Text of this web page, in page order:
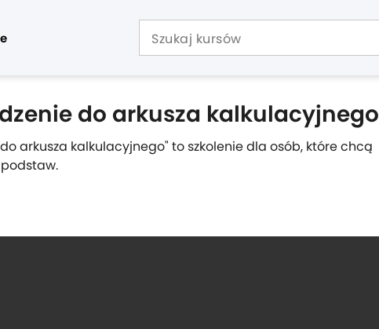
do arkusza kalkulacyjnego
arkusza kalkulacyjnego" to szkolenie dla osób, które chcą